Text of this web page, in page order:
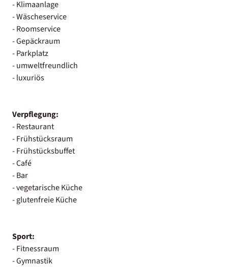
- Klimaanlage
- Wäscheservice
- Roomservice
- Gepäckraum
- Parkplatz
- umweltfreundlich
- luxuriös
Verpflegung:
- Restaurant
- Frühstücksraum
- Frühstücksbuffet
- Café
- Bar
- vegetarische Küche
- glutenfreie Küche
Sport:
- Fitnessraum
- Gymnastik